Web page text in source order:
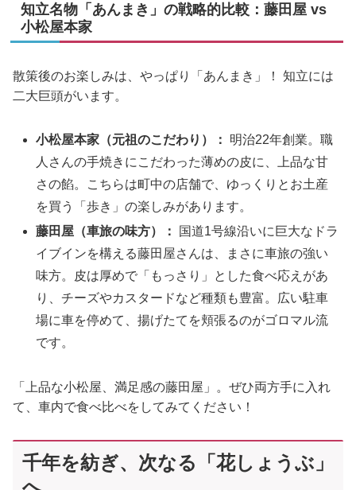
知立名物「あんまき」の戦略的比較：藤田屋 vs
小松屋本家
散策後のお楽しみは、やっぱり「あんまき」！ 知立には
二大巨頭がいます。
小松屋本家（元祖のこだわり）：
明治22年創業。職
人さんの手焼きにこだわった薄めの皮に、上品な甘
さの餡。こちらは町中の店舗で、ゆっくりとお土産
を買う「歩き」の楽しみがあります。
藤田屋（車旅の味方）：
国道1号線沿いに巨大なドラ
イブインを構える藤田屋さんは、まさに車旅の強い
味方。皮は厚めで「もっさり」とした食べ応えがあ
り、チーズやカスタードなど種類も豊富。広い駐車
場に車を停めて、揚げたてを頬張るのがゴロマル流
です。
「上品な小松屋、満足感の藤田屋」。ぜひ両方手に入れ
て、車内で食べ比べをしてみてください！
千年を紡ぎ、次なる「花しょうぶ」